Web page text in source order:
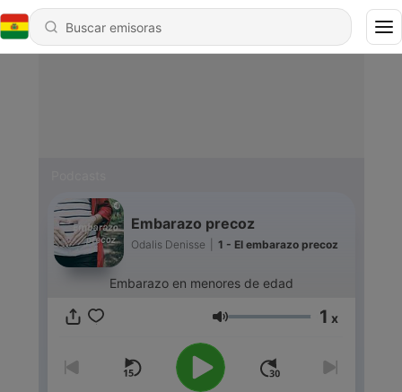
Embarazo precoz
Odalis Denisse 1 - El embarazo precoz
Embarazo en menores de edad
Volumen 1 x